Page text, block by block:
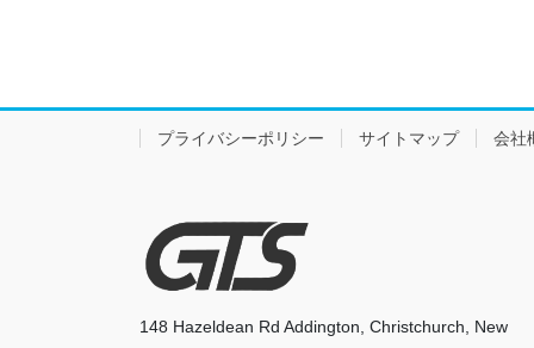
プライバシーポリシー サイトマップ 会社
148 Hazeldean Rd Addington, Christchurch, New